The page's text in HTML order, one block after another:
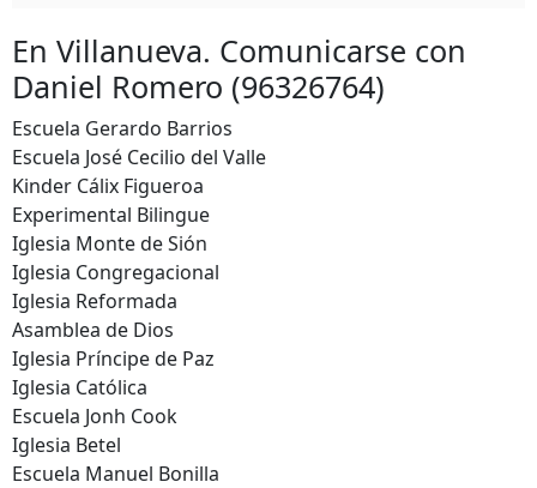
En Villanueva. Comunicarse con
Daniel Romero (96326764)
Escuela Gerardo Barrios
Escuela José Cecilio del Valle
Kinder Cálix Figueroa
Experimental Bilingue
Iglesia Monte de Sión
Iglesia Congregacional
Iglesia Reformada
Asamblea de Dios
Iglesia Príncipe de Paz
Iglesia Católica
Escuela Jonh Cook
Iglesia Betel
Escuela Manuel Bonilla